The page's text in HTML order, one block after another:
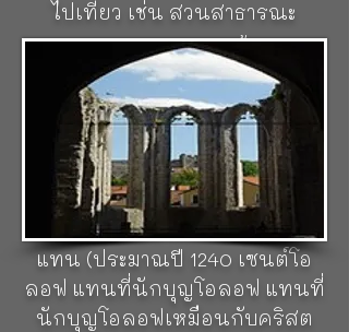
ไปเที่ยว เช่น สวนสาธารณะ
St. Nicolai Ruinโบสถ์นี้อาจถูก
สร้างขึ้นเพื่อเป็นโบสถ์ประจำเขต
สำหรับชาวเยอรมันในเขตตำบล
ทางตอนเหนือของเมือง แต่เพลิง
ไหม้ขัดขวางงาน/ทำลายโบสถ์
และอาสนวิหารในปัจจุบันได้รับ
การถวายเป็นโบสถ์ประจำเขต
แทน (ประมาณปี 1240 เซนต์โอ
ลอฟ แทนที่นักบุญโอลอฟ แทนที่
นักบุญโอลอฟเหมือนกับคริสต